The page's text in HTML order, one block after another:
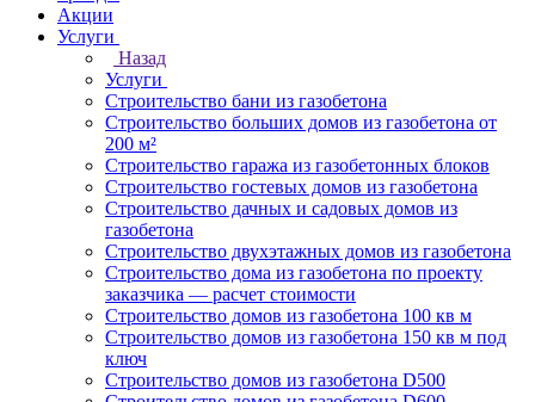
Акции
Услуги
Назад
Услуги
Строительство бани из газобетона
Строительство больших домов из газобетона от
200 м²
Строительство гаража из газобетонных блоков
Строительство гостевых домов из газобетона
Строительство дачных и садовых домов из
газобетона
Строительство двухэтажных домов из газобетона
Строительство дома из газобетона по проекту
заказчика — расчет стоимости
Строительство домов из газобетона 100 кв м
Строительство домов из газобетона 150 кв м под
ключ
Строительство домов из газобетона D500